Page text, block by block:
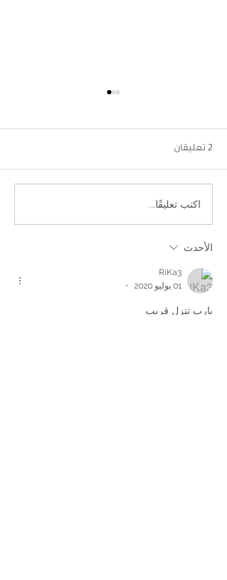
الكشف رسميًا عن أسلوب
لعب Hogwarts Legacy
الإطلاق
2 تعليقان
اكتب تعليقًا...
الأحدث
RiKa3
01 يوليو 2020
•
يارب تنزل قريب